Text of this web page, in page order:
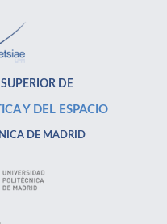
DE
Y DEL ESPACIO
DE MADRID